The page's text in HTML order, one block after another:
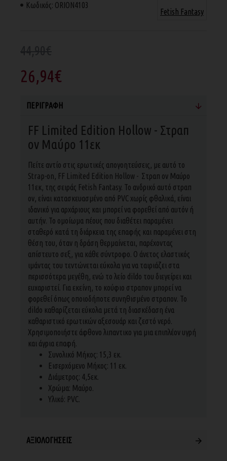
26,94€
Κωδικός: ORION4103
Fetish Fantasy
ΠΕΡΙΓΡΑΦΉ
FF Limited Edition Hollow - Στραπ
ον Μαύρο 11εκ
Πείτε αντίο στις ερωτικές απογοητεύσεις, με αυτό το
Strap-on, FF Limited Edition Hollow - Στραπ ον Μαύρο
11εκ, της σειράς Fetish Fantasy. Το ανδρικό αυτό στραπ
oν, είναι κατασκευασμένο από PVC χωρίς φθαλικά, είναι
ιδανικό για αρχάριους και μπορεί να φορεθεί από αυτόν ή
αυτήν. Το ομοίωμα πέους που διαθέτει παραμένει
σταθερό κατά τη διάρκεια της επαφής και παραμένει στη
θέση του, όταν η δράση θερμαίνεται, παρέχοντας
απίστευτο σεξ, για κάθε σύντροφο. Ο άνετος ελαστικός
ιμάντας του τεντώνεται εύκολα για να ταιριάζει στα
περισσότερα μεγέθη, ενώ το λείο dildo του διεγείρει και
ευχαριστεί. Για εκείνη, το κούφιο στραπον μπορεί να
φορεθεί όπως οποιοδήποτε συνηθισμένο στραπον. Το
dildo καθαρίζεται εύκολα μετά τη διασκέδαση ένα
καθαριστικό ερωτικών αξεσουάρ και ζεστό νερό.
Χρησιμοποιήστε άφθονο λιπαντικο για μια επιπλέον υγρή
και άγρια επαφή.
Συνολικό Μήκος: 15,3 εκ.
Εισερχόμενο Μήκος: 11 εκ.
Διάμετρος: 4,5εκ.
Χρώμα: Mαύρο.
Υλικό: PVC.
ΑΞΙΟΛΟΓΉΣΕΙΣ